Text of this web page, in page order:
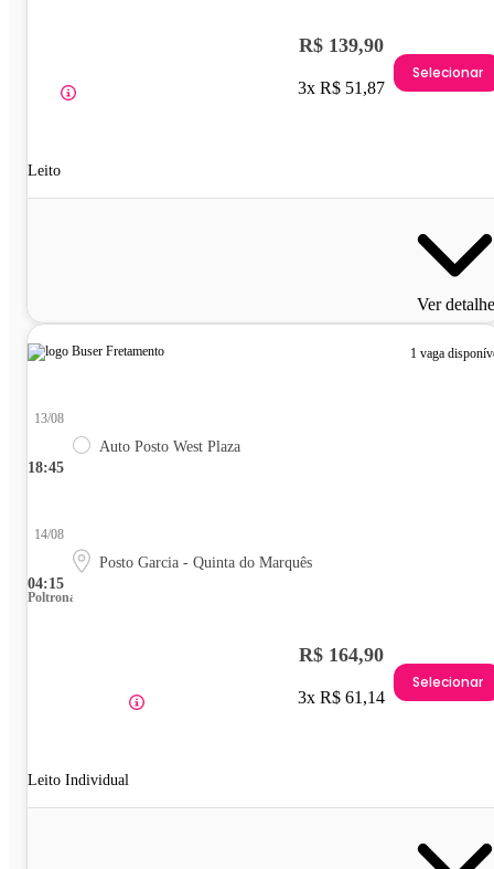
Leito
R$ 139,90
3x R$ 51,87
Selecionar
Ver
1 vaga
18:45
13/08
Auto Posto West Plaza
04:15
14/08
Posto Garcia - Quinta do Marquês
Poltrona
Leito Individual
R$ 164,90
3x R$ 61,14
Selecionar